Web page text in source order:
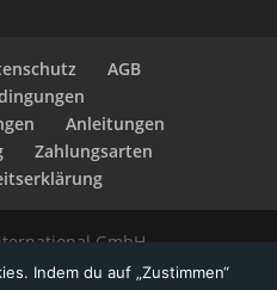
AGB
Anleitungen
Zahlungsarten
GmbH
Indem du auf „Zustimmen“